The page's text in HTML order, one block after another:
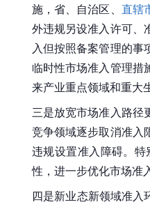
施，省、自治区、 直辖
外违规另设准入许可、
入但按照备案管理的事
临时性市场准入管理措
来产业重点领域和重大
三是放宽市场准入路径
竞争领域逐步取消准入
违规设置准入障碍。
四是新业态新领域准入